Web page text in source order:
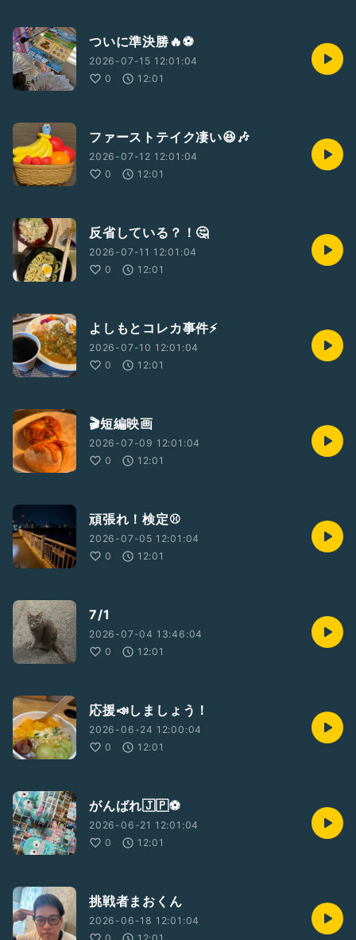
ついに準決勝🔥⚽️
2026-07-15 12:01:04
0
12:01
ファーストテイク凄い😆🎶
2026-07-12 12:01:04
0
12:01
反省している？！🤔
2026-07-11 12:01:04
0
12:01
よしもとコレカ事件⚡️
2026-07-10 12:01:04
0
12:01
🎬短編映画
2026-07-09 12:01:04
0
12:01
頑張れ！検定⚾️
2026-07-05 12:01:04
0
12:01
7/1
2026-07-04 13:46:04
0
12:01
応援📣しましょう！
2026-06-24 12:00:04
0
12:01
がんばれ🇯🇵⚽️
2026-06-21 12:01:04
0
12:01
挑戦者まおくん
2026-06-18 12:01:04